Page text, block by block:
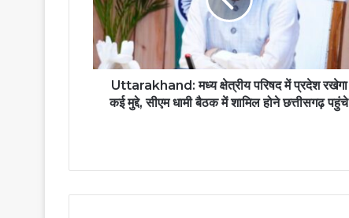
Uttarakhand: मध्य क्षेत्रीय परिषद में प्रदेश रखेगा
कई मुद्दे, सीएम धामी बैठक में शामिल होने छत्तीसगढ़ पहुंचे